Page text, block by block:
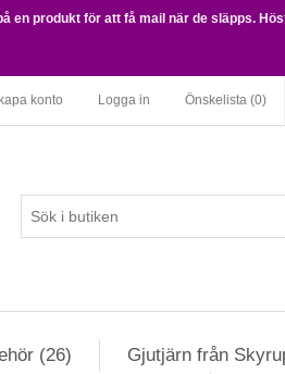
produkt för att få mail när de släpps.
konto Logga in Önskelista (0)
(26)
Gjutjärn från